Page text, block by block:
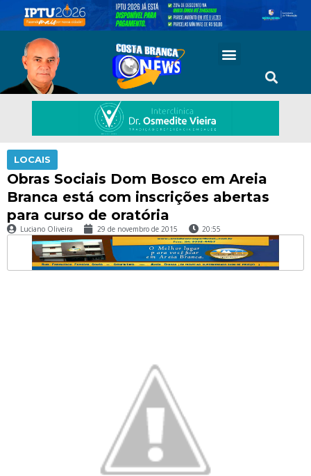
LOCAIS
Obras Sociais Dom Bosco em Areia
Branca está com inscrições abertas
para curso de oratória
Luciano Oliveira 29 de novembro de 2015 20:55